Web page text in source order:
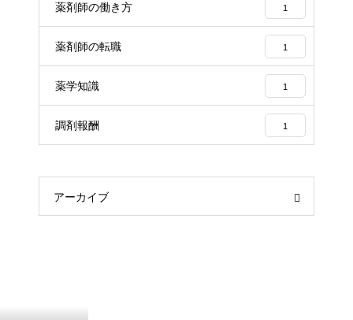
薬剤師の働き方 1
薬剤師の転職 1
薬学知識 1
調剤報酬 1
アーカイブ